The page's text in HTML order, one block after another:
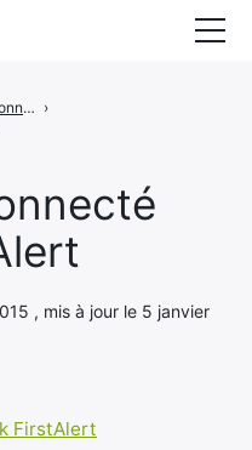
, mis à jour le 5 janvier
Le thermostat connecté Onelink de FirstAlert ›